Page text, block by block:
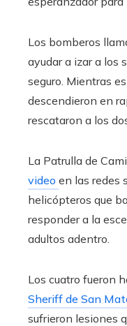
Los bomberos
ayudar a izar a los
seguro. Mientras
descendieron en
rescataron a los
La Patrulla de
video en las redes
helicópteros que
responder a la
adultos adentro.
Los cuatro fueron
Sheriff de San
sufrieron lesiones